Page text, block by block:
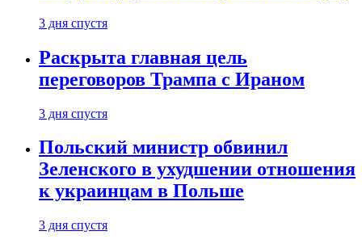
3 дня спустя
Раскрыта главная цель
переговоров Трампа с Ираном
3 дня спустя
Польский министр обвинил
Зеленского в ухудшении отношения
к украинцам в Польше
3 дня спустя